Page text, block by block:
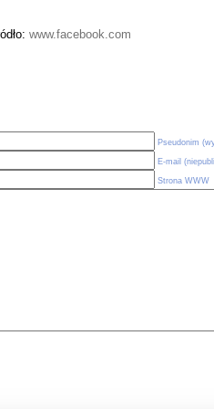
www.facebook.com
Pseudonim
E-mail
Strona WWW